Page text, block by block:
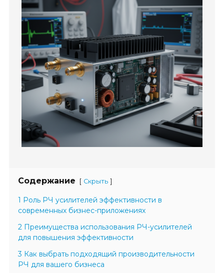
Содержание [ Скрыть ]
1 Роль РЧ усилителей эффективности в
современных бизнес-приложениях
2 Преимущества использования РЧ-усилителей
для повышения эффективности
3 Как выбрать подходящий производительности
РЧ для вашего бизнеса